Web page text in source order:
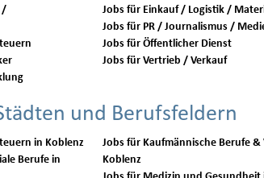
/
Jobs für Einkauf / Logistik /
Jobs für PR / Journalismus /
Jobs für Öffentlicher Dienst
Jobs für Vertrieb / Verkauf
und Berufsfeldern
Jobs für Finanzen / Controlling / Steuern in Koblenz
Berufe in
Jobs für Kaufmännische Berufe &
Koblenz